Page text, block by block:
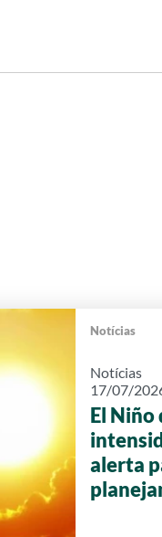
Notícias
Notícias
17/07/
El
alerta